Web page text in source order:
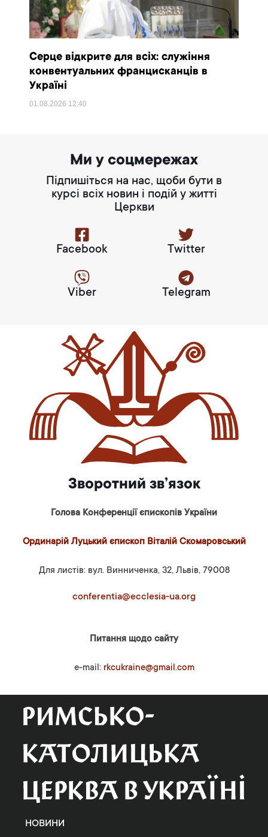
Серце відкрите для всіх: служіння
конвентуальних францисканців в
Україні
01.08.2026 12:40
Ми у соцмережах
Підпишіться на нас, щоби бути в
курсі всіх новин і подій у житті
Церкви
Facebook Twitter
Viber Telegram
Зворотний зв’язок
Голова Конференції єпископів України
Ординарій Луцький єпископ Віталій Скомаровський
Для листів: вул. Винниченка, 32, Львів, 79008
conferentia@ecclesia-ua.org
Питання щодо сайту
e-mail: rkcukraine@gmail.com
НОВИНИ